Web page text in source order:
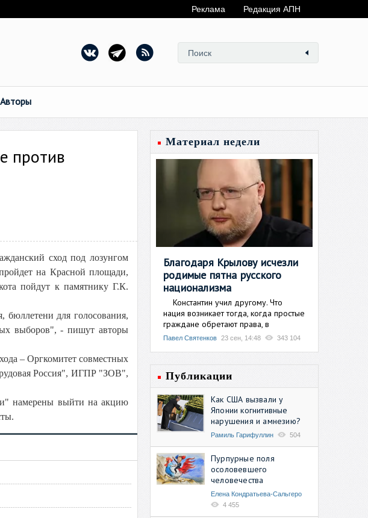
Реклама Редакция АПН
Авторы
против
сход под лозунгом
на Красной площади,
пойдут к памятнику Г.К.
бюллетени для голосования,
выборов", - пишут авторы
– Оргкомитет совместных
Россия", ИГПР "ЗОВ",
намерены выйти на акцию
Материал недели
Благодаря Крылову исчезли
родимые пятна русского
национализма
Константин учил другому. Что
нация возникает тогда, когда простые
граждане обретают права, в
Павел Святенков 23 сен, 14:48 343 104
Публикации
Как США вызвали у
Японии когнитивные
нарушения и амнезию?
Рамиль Гарифуллин 504
Пурпурные поля
осоловевшего
человечества
Елена Кондратьева-Сальгеро
4 455